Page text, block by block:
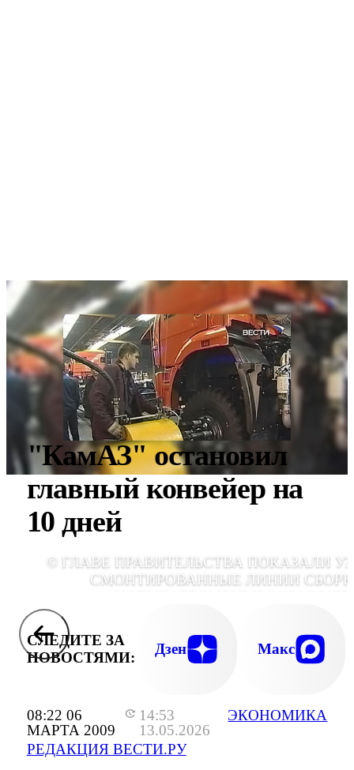
08:22 06
МАРТА 2009
14:53
13.05.2026
РЕДАКЦИЯ ВЕСТИ.РУ
ЭКОНОМИКА
"КамАЗ" остановил
главный конвейер на
10 дней
© ГЛАВЕ ПРАВИТЕЛЬСТВА ПОКАЗАЛИ
СМОНТИРОВАННЫЕ ЛИНИИ
СЛЕДИТЕ ЗА
НОВОСТЯМИ:
Дзен Макс